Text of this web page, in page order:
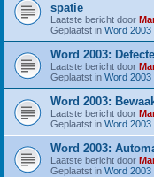
spatie
Laatste bericht door
Geplaatst in Word 2003
Word 2003:
Laatste bericht door
Geplaatst in Word 2003
Word 2003:
Laatste bericht door
Geplaatst in Word 2003
Word 2003:
Laatste bericht door
Geplaatst in Word 2003